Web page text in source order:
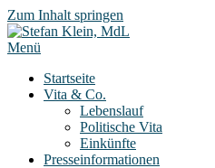
Zum Inhalt springen
Menü
Startseite
Vita & Co.
Lebenslauf
Politische Vita
Einkünfte
Presseinformationen